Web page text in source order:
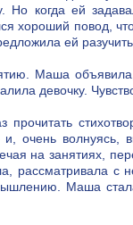
Но когда ей
хороший повод,
ей
Маша
девочку.
очень волнуясь,
на занятиях,
рассматривала с
Маша